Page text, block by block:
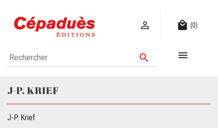
 local_mall (0)
 
J-P. KRIEF
J-P. Krief